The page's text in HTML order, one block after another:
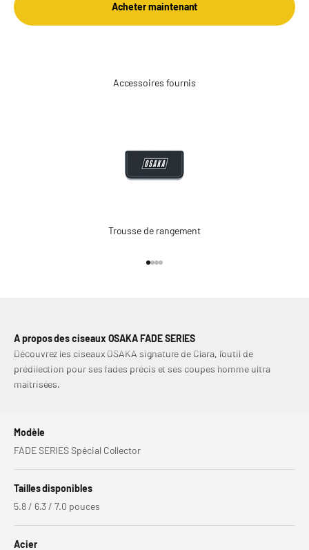
Acheter maintenant
Accessoires fournis
Trousse de rangement
A propos des ciseaux OSAKA FADE SERIES
Découvrez les ciseaux OSAKA signature de Clara, l’outil de
prédilection pour ses fades précis et ses coupes homme ultra
maîtrisées.
Modèle
FADE SERIES Spécial Collector
Tailles disponibles
5.8 / 6.3 / 7.0 pouces
Acier